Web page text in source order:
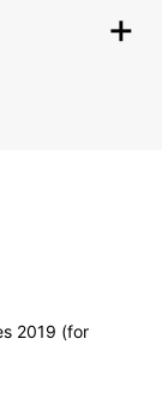
2019 (for